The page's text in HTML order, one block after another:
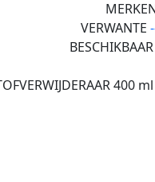
VERWANTE
BESCHIKBAAR
400